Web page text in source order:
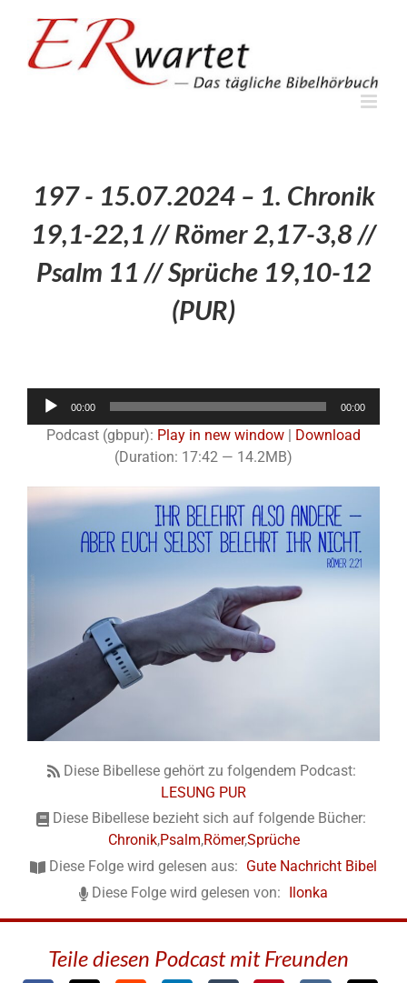
springen
197 - 15.07.2024 – 1. Chronik
19,1-22,1 // Römer 2,17-3,8 //
Psalm 11 // Sprüche 19,10-12
(PUR)
Audio-
00:00 00:00
Podcast (gbpur): Play in new window
Download
(Duration: 17:42 — 14.2MB)
Diese Bibellese gehört zu folgendem Podcast:
LESUNG PUR
Diese Bibellese bezieht sich auf folgende Bücher:
Chronik,Psalm,Römer,Sprüche
Diese Folge wird gelesen aus: Gute Nachricht Bibel
Diese Folge wird gelesen von: Ilonka
Teile diesen Podcast mit Freunden